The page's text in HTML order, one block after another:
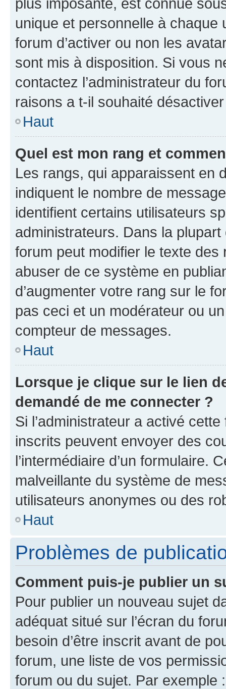
unique et personnelle à chaque
forum d’activer ou non les
sont mis à disposition. Si vous
contactez l’administrateur du
raisons a t-il souhaité
Haut
Quel est mon rang et
Les rangs, qui apparaissent en
indiquent le nombre de
identifient certains utilisateurs
administrateurs. Dans la
forum peut modifier le texte
abuser de ce système en
d’augmenter votre rang sur le
pas ceci et un modérateur ou
compteur de messages.
Haut
Lorsque je clique sur le lien
demandé de me connecter ?
Si l’administrateur a activé
inscrits peuvent envoyer des
l’intermédiaire d’un formulaire.
malveillante du système de
utilisateurs anonymes ou des
Haut
Problèmes de
Comment puis-je publier un
Pour publier un nouveau sujet
adéquat situé sur l’écran du
besoin d’être inscrit avant de
forum, une liste de vos
forum ou du sujet. Par exemple